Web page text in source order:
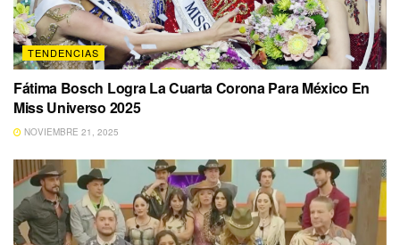
TENDENCIAS
Fátima Bosch Logra La Cuarta Corona Para México En
Miss Universo 2025
NOVIEMBRE 21, 2025